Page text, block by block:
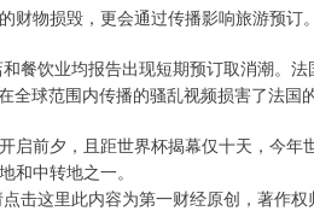
财物损毁，更会通过传播影响旅游预订。
餐饮业均报告出现短期预订取消潮。
全球范围内传播的骚乱视频损害了法国的
启前夕，且距世界杯揭幕仅十天，今
和中转地之一。
击这里此内容为第一财经原创，著作